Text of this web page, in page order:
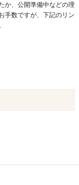
か、公開準備中などの理
手数ですが、下記のリン